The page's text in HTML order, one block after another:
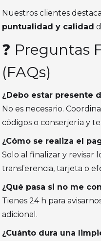
Nuestros clientes
puntualidad y calidad
❓ Preguntas
(FAQs)
¿Debo estar presente
No es necesario.
códigos o conserjería y
¿Cómo se realiza el
Solo al finalizar y revisar
transferencia, tarjeta o
¿Qué pasa si no me
Tienes 24 h para
adicional.
¿Cuánto dura una